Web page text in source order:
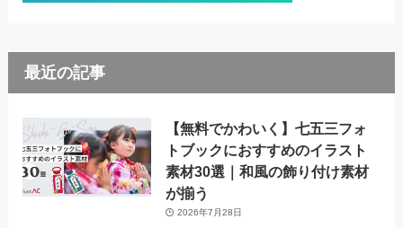
最近の記事
【無料でかわいく】七五三フォ
トブックにおすすめのイラスト
素材30選｜和風の飾り付け素材
が揃う
2026年7月28日